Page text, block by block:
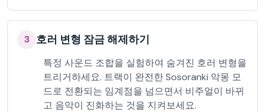
3 호러 변형 잠금 해제하기
특정 사운드 조합을 실험하여 숨겨진 호러 변형을
트리거하세요. 트랙이 완전한 Sosoranki 악몽 모
드로 전환되는 임계점을 넘으면서 비주얼이 바뀌
고 음악이 진화하는 것을 지켜보세요.